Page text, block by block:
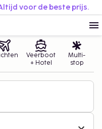
voor de beste prijs.
Veerboot
+ Hotel
Multi-
stop